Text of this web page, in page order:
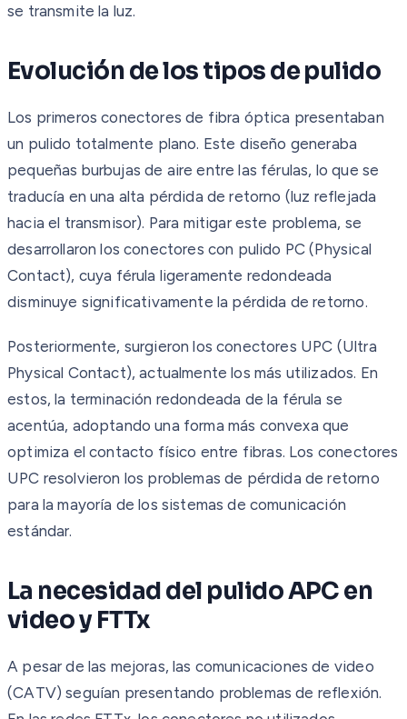
se transmite la luz.
Evolución de los tipos de pulido
Los primeros conectores de fibra óptica presentaban
un pulido totalmente plano. Este diseño generaba
pequeñas burbujas de aire entre las férulas, lo que se
traducía en una alta pérdida de retorno (luz reflejada
hacia el transmisor). Para mitigar este problema, se
desarrollaron los conectores con pulido PC (Physical
Contact), cuya férula ligeramente redondeada
disminuye significativamente la pérdida de retorno.
Posteriormente, surgieron los conectores UPC (Ultra
Physical Contact), actualmente los más utilizados. En
estos, la terminación redondeada de la férula se
acentúa, adoptando una forma más convexa que
optimiza el contacto físico entre fibras. Los conectores
UPC resolvieron los problemas de pérdida de retorno
para la mayoría de los sistemas de comunicación
estándar.
La necesidad del pulido APC en
video y FTTx
A pesar de las mejoras, las comunicaciones de video
(CATV) seguían presentando problemas de reflexión.